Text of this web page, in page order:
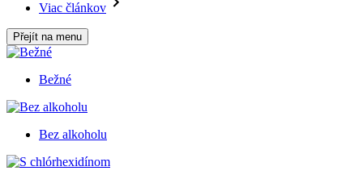
Viac článkov
Přejít na menu
Bežné
Bez alkoholu